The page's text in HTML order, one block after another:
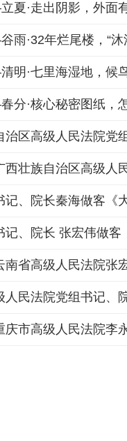
夏·走出阴影，外面
雨·32年烂尾楼，“沐
明·七里海湿地，候
分·核心秘密图纸，
区高级人民法院党
西壮族自治区高级人
、院长秦海做客《
记、院长 张宏伟做客
南省高级人民法院张
民法院党组书记、
庆市高级人民法院李